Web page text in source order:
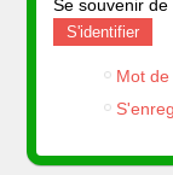
Se souvenir de
S'identifier
Mot